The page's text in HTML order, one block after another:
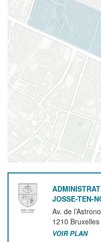
JOSSE-TEN-
Av. de
1210 Bruxelles
VOIR PLAN